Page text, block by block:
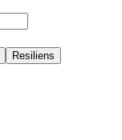
Resiliens